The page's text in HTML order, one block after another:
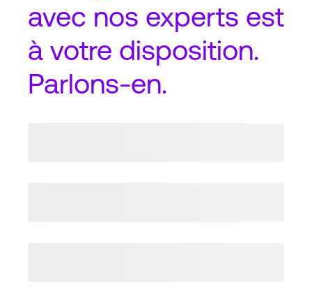
avec nos experts est
à votre disposition.
Parlons-en.